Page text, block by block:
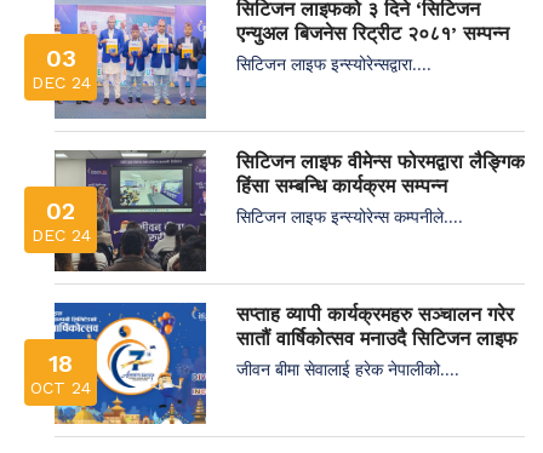
03
DEC 24
सिटिजन लाइफको ३ दिने ‘सिटिजन
एन्युअल बिजनेस रिट्रीट २०८१’ सम्पन्न
सिटिजन लाइफ इन्स्योरेन्सद्वारा....
02
DEC 24
सिटिजन लाइफ वीमेन्स फोरमद्वारा लैङ्गिक
हिंसा सम्बन्धि कार्यक्रम सम्पन्न
सिटिजन लाइफ इन्स्योरेन्स कम्पनीले....
18
OCT 24
सप्ताह व्यापी कार्यक्रमहरु सञ्चालन गरेर
सातौं वार्षिकोत्सव मनाउदै सिटिजन लाइफ
जीवन बीमा सेवालाई हरेक नेपालीको....